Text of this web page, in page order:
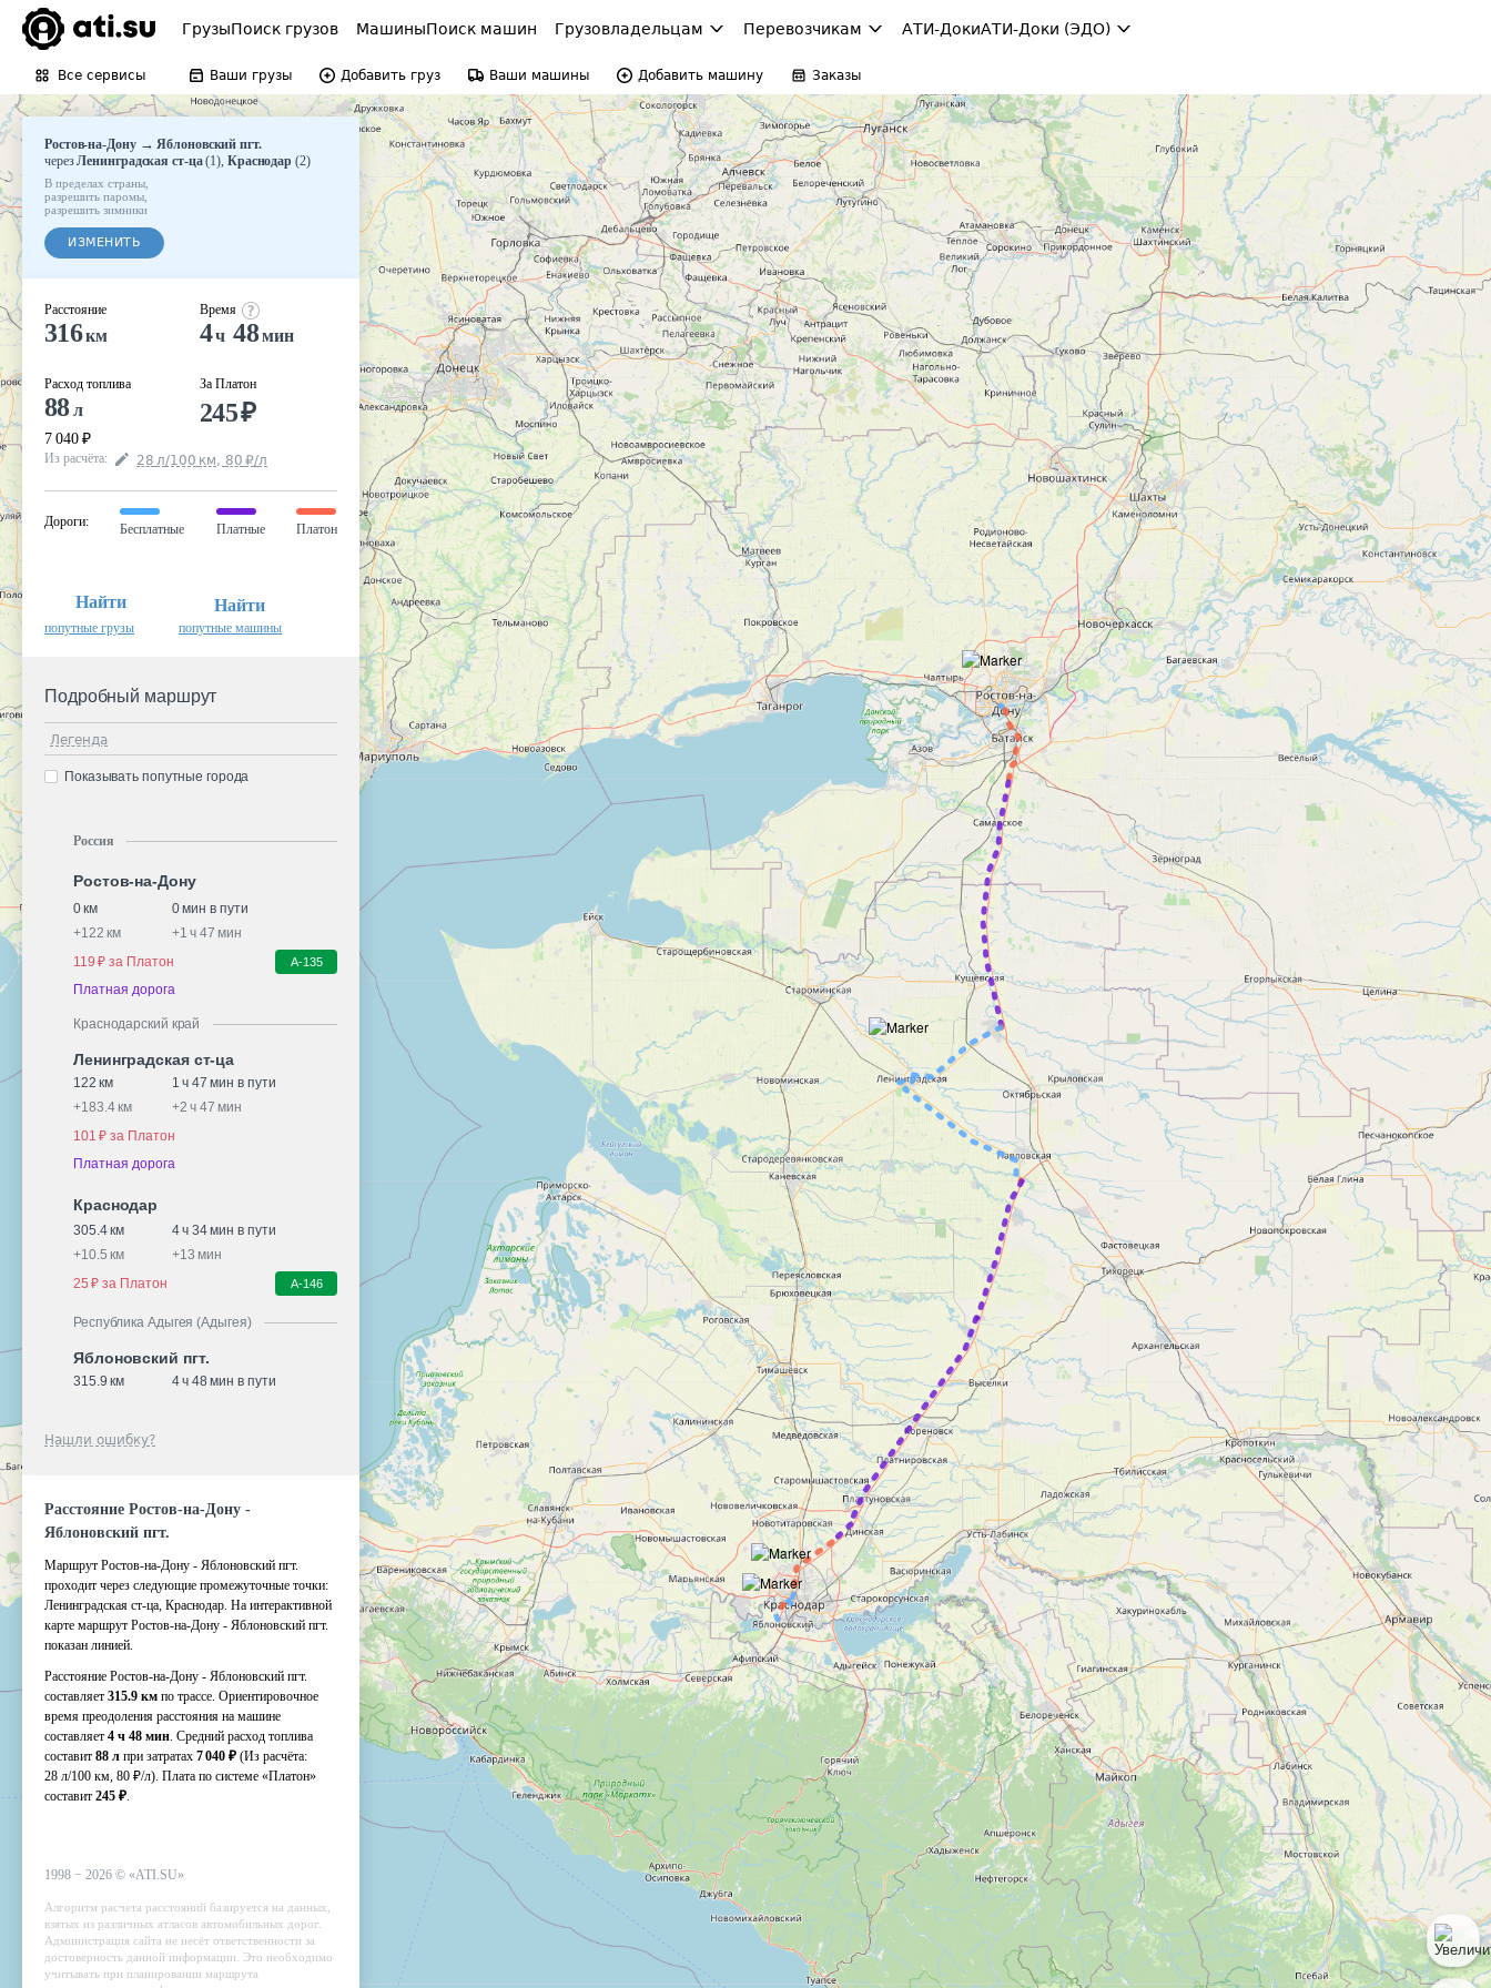
ГрузыПоиск грузов МашиныПоиск машин Грузовладельцам Перевозчикам АТИ-ДокиАТИ-Доки (ЭДО)
Все сервисы Ваши грузы Добавить груз Ваши машины Добавить машину Заказы
Ростов-на-Дону→Яблоновский пгт.
через Ленинградская ст-ца(1), Краснодар (2)
В пределах страны
разрешить паромы
разрешить зимники
ИЗМЕНИТЬ
Расстояние
316км
Расход топлива
88л
7 040 ₽
Время
4ч 48мин
За Платон
245₽
Из расчёта: 28 л/100 км, 80 ₽/л
Дороги:
Бесплатные Платные Платон
Найти
попутные грузы
Найти
попутные машины
Подробный маршрут
Легенда
Показывать попутные города
Россия
Ростов-на-Дону
0 км
0 мин в пути
+122 км +1 ч 47 мин
119 ₽ за Платон
А-135
Платная дорога
Краснодарский край
Ленинградская ст-ца
122 км
1 ч 47 мин в пути
+183.4 км +2 ч 47 мин
101 ₽ за Платон
Платная дорога
Краснодар
305.4 км
4 ч 34 мин в пути
+10.5 км +13 мин
25 ₽ за Платон
А-146
Республика Адыгея (Адыгея)
Яблоновский пгт.
315.9 км 4 ч 48 мин в пути
Нашли ошибку?
Расстояние Ростов-на-Дону -
Яблоновский пгт.
Маршрут Ростов-на-Дону - Яблоновский пгт.
проходит через следующие промежуточные точки:
Ленинградская ст-ца, Краснодар. На интерактивной
карте маршрут Ростов-на-Дону - Яблоновский пгт.
показан линией.
Расстояние Ростов-на-Дону - Яблоновский пгт.
составляет 315.9 км по трассе. Ориентировочное
время преодоления расстояния на машине
составляет 4 ч 48 мин. Средний расход топлива
составит 88 л при затратах 7 040 ₽ (Из расчёта:
28 л/100 км, 80 ₽/л). Плата по системе «Платон»
составит 245 ₽.
1998 − 2026 © «ATI.SU»
Алгоритм расчета расстояний базируется на данных,
взятых из различных атласов автомобильных дорог.
Администрация сайта не несёт ответственности за
достоверность данной информации. Это необходимо
учитывать при планировании маршрута